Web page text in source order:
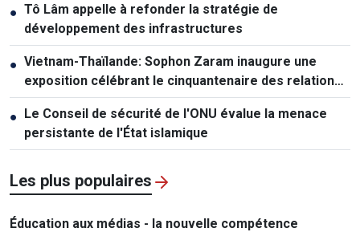
● Tô Lâm appelle à refonder la stratégie de
développement des infrastructures
● Vietnam-Thaïlande: Sophon Zaram inaugure une
exposition célébrant le cinquantenaire des relations
diplomatiques
● Le Conseil de sécurité de l'ONU évalue la menace
persistante de l'État islamique
Les plus populaires
Éducation aux médias - la nouvelle compétence